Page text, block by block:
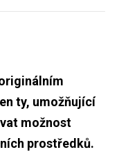
ty, umožňující
možnost
prostředků.